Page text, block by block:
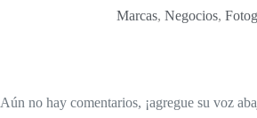
Marcas, Negocios,
Aún no hay comentarios, ¡agregue su voz